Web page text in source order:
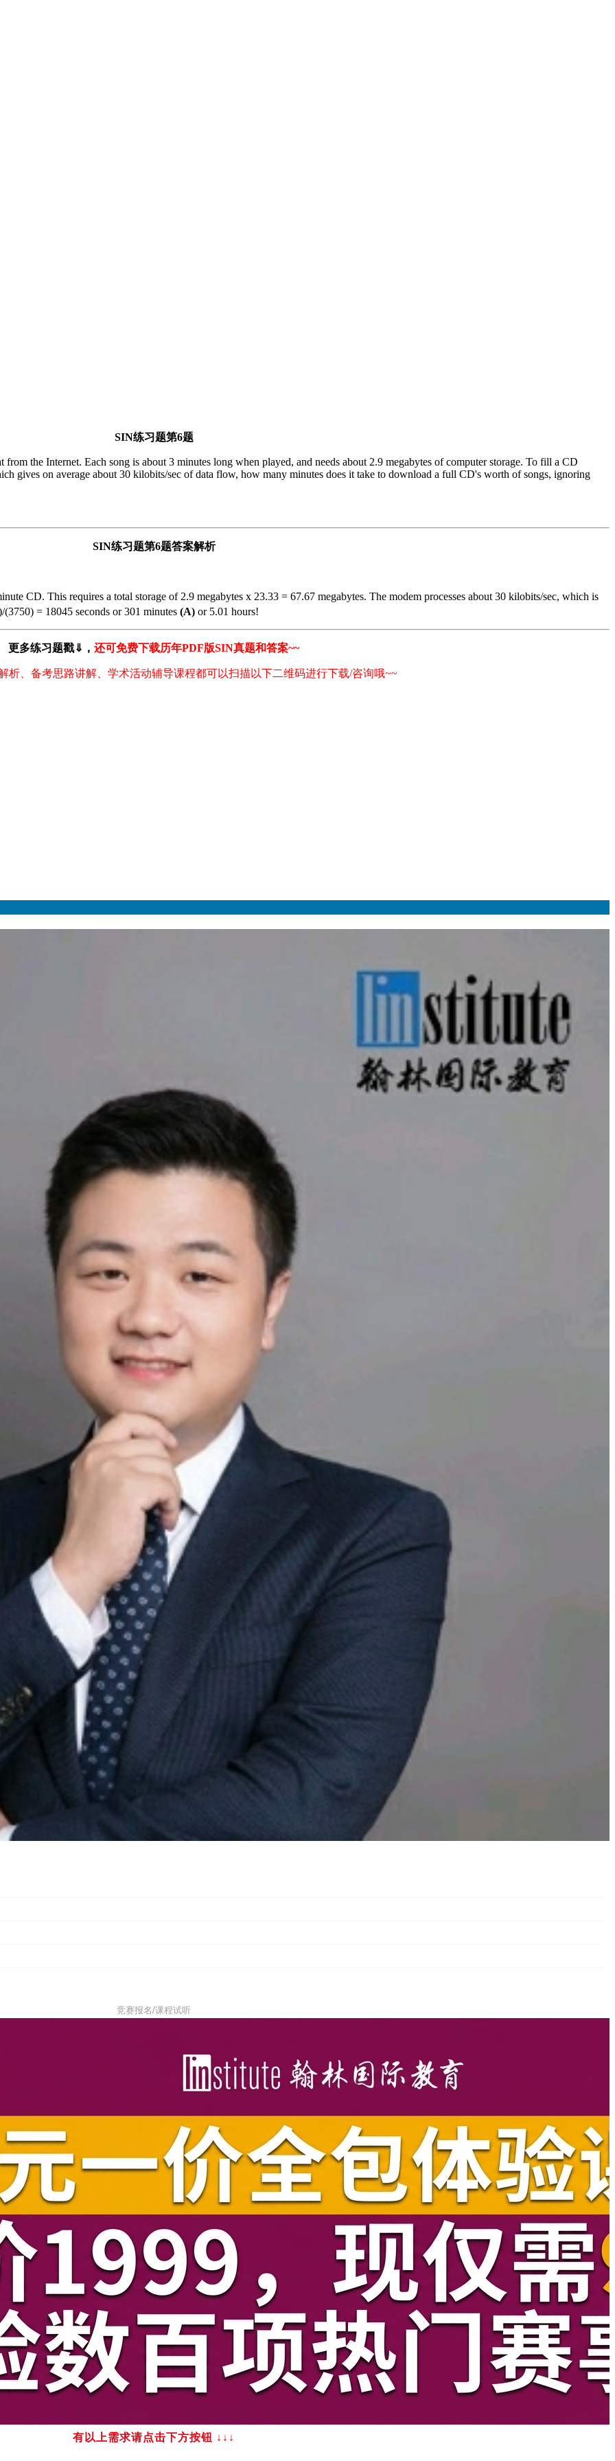
SIN练习题第6题
the Internet. Each song is about 3 minutes long when played, and needs about 2.9 megabytes of computer storage. To fill a CD
gives on average about 30 kilobits/sec of data flow, how many minutes does it take to download a full CD's worth of songs, ignoring
SIN练习题第6题答案解析
CD. This requires a total storage of 2.9 megabytes x 23.33 = 67.67 megabytes. The modem processes about 30 kilobits/sec, which is
(3750) = 18045 seconds or 301 minutes (A) or 5.01 hours!
更多练习题戳⇓， 还可免费下载历年PDF版SIN真题和答案~~
析、备考思路讲解、学术活动辅导课程都可以扫描以下二维码进行下载/咨询哦~~
竞赛报名/课程试听
有以上需求请点击下方按钮 ↓↓↓